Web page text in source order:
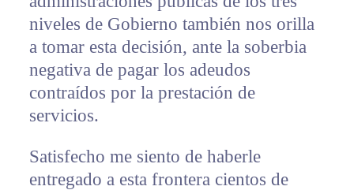
niveles de Gobierno también nos orilla
a tomar esta decisión, ante la soberbia
negativa de pagar los adeudos
contraídos por la prestación de
servicios.
Satisfecho me siento de haberle
entregado a esta frontera cientos de